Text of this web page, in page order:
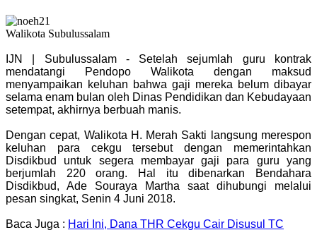
Walikota Subulussalam
IJN | Subulussalam - Setelah sejumlah guru kontrak
mendatangi Pendopo Walikota dengan maksud
menyampaikan keluhan bahwa gaji mereka belum dibayar
selama enam bulan oleh Dinas Pendidikan dan Kebudayaan
setempat, akhirnya berbuah manis.
Dengan cepat, Walikota H. Merah Sakti langsung merespon
keluhan para cekgu tersebut dengan memerintahkan
Disdikbud untuk segera membayar gaji para guru yang
berjumlah 220 orang. Hal itu dibenarkan Bendahara
Disdikbud, Ade Souraya Martha saat dihubungi melalui
pesan singkat, Senin 4 Juni 2018.
Baca Juga : Hari Ini, Dana THR Cekgu Cair Disusul TC